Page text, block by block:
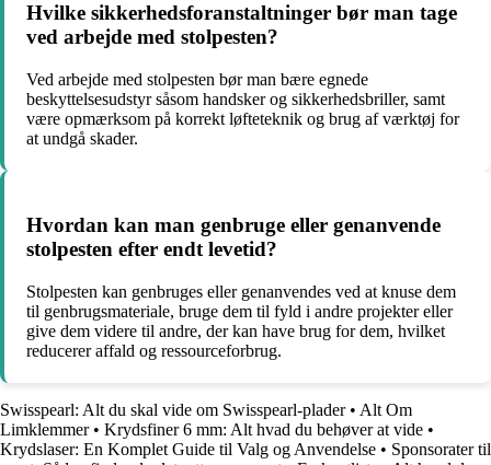
Hvilke sikkerhedsforanstaltninger bør man tage
ved arbejde med stolpesten?
Ved arbejde med stolpesten bør man bære egnede
beskyttelsesudstyr såsom handsker og sikkerhedsbriller, samt
være opmærksom på korrekt løfteteknik og brug af værktøj for
at undgå skader.
Hvordan kan man genbruge eller genanvende
stolpesten efter endt levetid?
Stolpesten kan genbruges eller genanvendes ved at knuse dem
til genbrugsmateriale, bruge dem til fyld i andre projekter eller
give dem videre til andre, der kan have brug for dem, hvilket
reducerer affald og ressourceforbrug.
Swisspearl: Alt du skal vide om Swisspearl-plader• Alt Om
Limklemmer• Krydsfiner 6 mm: Alt hvad du behøver at vide •
Krydslaser: En Komplet Guide til Valg og Anvendelse • Sponsorater til